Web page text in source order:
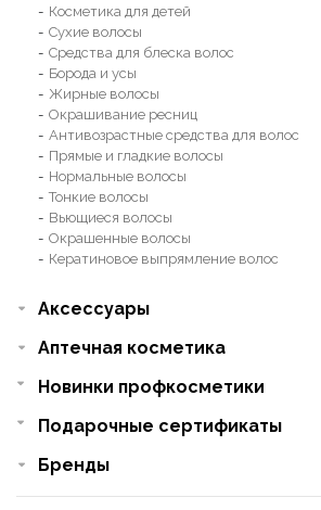
Косметика для детей
Сухие волосы
Средства для блеска волос
Борода и усы
Жирные волосы
Окрашивание ресниц
Антивозрастные средства для волос
Прямые и гладкие волосы
Нормальные волосы
Тонкие волосы
Вьющиеся волосы
Окрашенные волосы
Кератиновое выпрямление волос
Аксессуары
Аптечная косметика
Новинки профкосметики
Подарочные сертификаты
Бренды